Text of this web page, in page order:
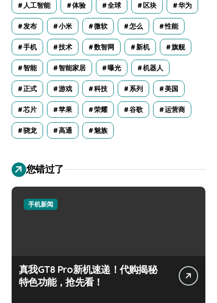
人工智能 体验 全球 区块 华为
发布 小米 微软 怎么 性能
手机 技术 数智网 新机 旗舰
智能 智能家居 曝光 机器人
正式 游戏 科技 系列 美国
芯片 苹果 荣耀 谷歌 运营商
骁龙 高通 魅族
您错过了
手机新闻
真我GT8 Pro新机速递！代购揭秘
特色功能，抢先看！